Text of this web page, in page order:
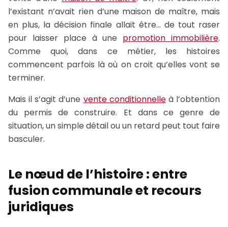
l’existant n’avait rien d’une maison de maître, mais
en plus, la décision finale allait être… de tout raser
pour laisser place à une promotion immobilière.
Comme quoi, dans ce métier, les histoires
commencent parfois là où on croit qu’elles vont se
terminer.
Mais il s’agit d’une vente conditionnelleà l’obtention
du permis de construire. Et dans ce genre de
situation, un simple détail ou un retard peut tout faire
basculer.
Le nœud de l’histoire : entre
fusion communale et recours
juridiques